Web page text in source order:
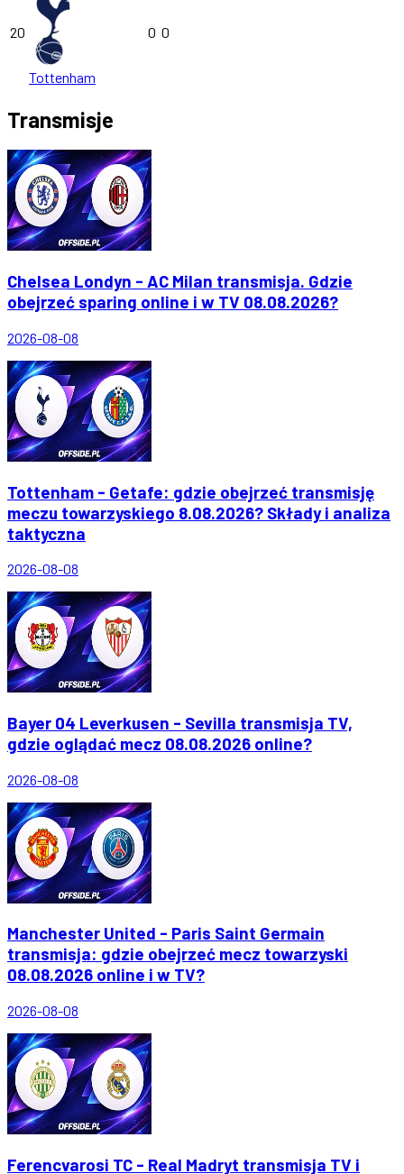
20
Tottenham
0 0
Transmisje
Chelsea Londyn - AC Milan transmisja. Gdzie
obejrzeć sparing online i w TV 08.08.2026?
2026-08-08
Tottenham - Getafe: gdzie obejrzeć transmisję
meczu towarzyskiego 8.08.2026? Składy i analiza
taktyczna
2026-08-08
Bayer 04 Leverkusen - Sevilla transmisja TV,
gdzie oglądać mecz 08.08.2026 online?
2026-08-08
Manchester United - Paris Saint Germain
transmisja: gdzie obejrzeć mecz towarzyski
08.08.2026 online i w TV?
2026-08-08
Ferencvarosi TC - Real Madryt transmisja TV i